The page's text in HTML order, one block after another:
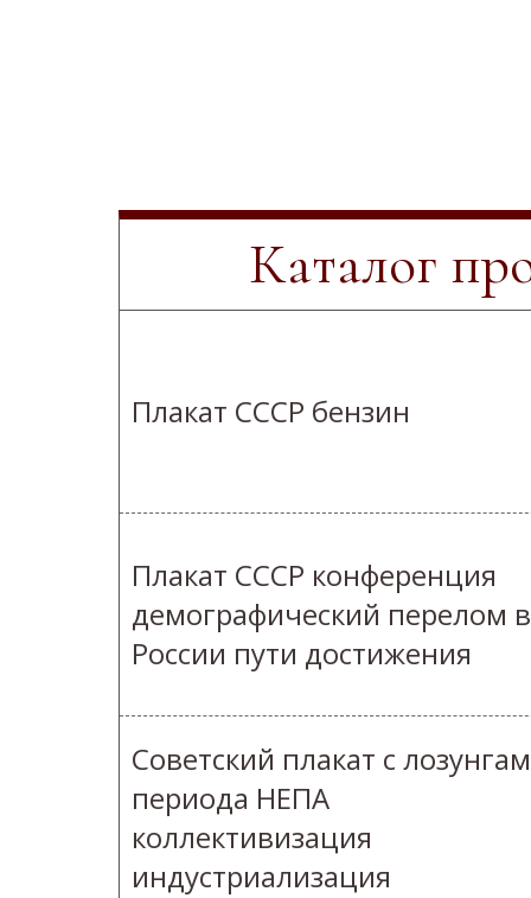
Каталог
Плакат СССР бензин
Плакат СССР конференция
демографический перелом в
России пути достижения
Советский плакат с
периода НЕПА
коллективизация
индустриализация